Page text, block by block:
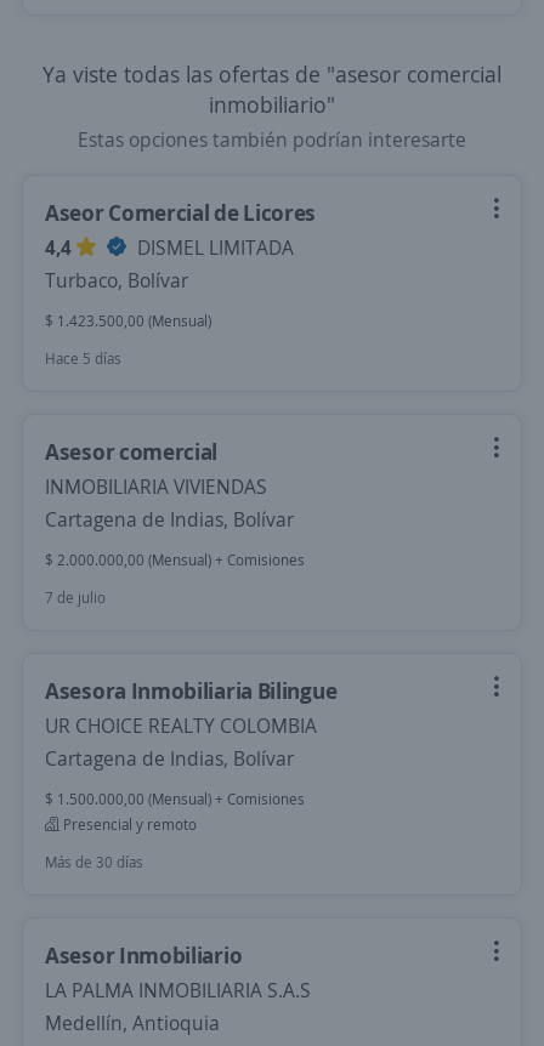
Ya viste todas las ofertas de "asesor comercial
inmobiliario"
Estas opciones también podrían interesarte
Aseor Comercial de Licores
4,4
DISMEL LIMITADA
Turbaco, Bolívar
$ 1.423.500,00 (Mensual)
Hace 5 días
Asesor comercial
INMOBILIARIA VIVIENDAS
Cartagena de Indias, Bolívar
$ 2.000.000,00 (Mensual) + Comisiones
7 de julio
Asesora Inmobiliaria Bilingue
UR CHOICE REALTY COLOMBIA
Cartagena de Indias, Bolívar
$ 1.500.000,00 (Mensual) + Comisiones
Presencial y remoto
Más de 30 días
Asesor Inmobiliario
LA PALMA INMOBILIARIA S.A.S
Medellín, Antioquia